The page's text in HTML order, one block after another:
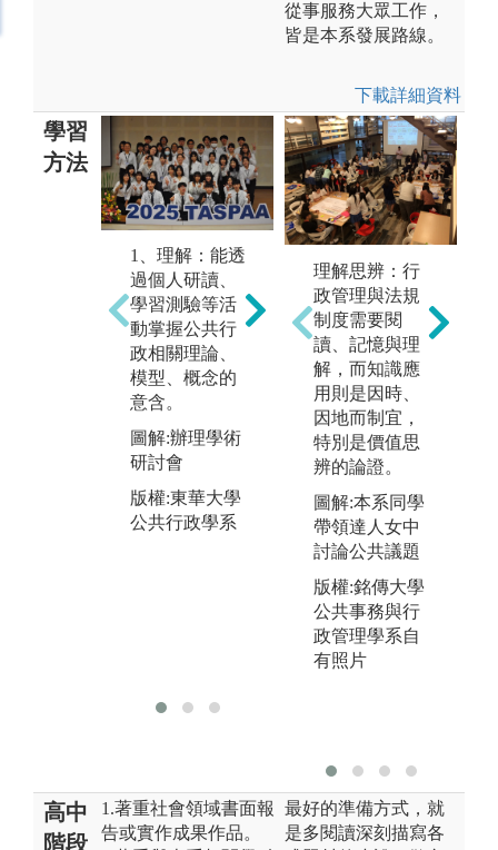
從事服務大眾工作，
皆是本系發展路線。
下載詳細資料
學習
方法
1、理解：能透
過個人研讀、
學習測驗等活
動掌握公共行
政相關理論、
模型、概念的
意含。
圖解:辦理學術
研討會
版權:東華大學
公共行政學系
2、應用：能將
習得相關知識
透過舉例、成
員間研討，專
題報告等活動
套用到不同社
會議題、政策
時事，以及生
活中各式公共
議題的情境
現況，問題並
研擬可行的對
策。
圖解:迎新活動
版權:東華大學
公共行政學系
理解思辨：行
政管理與法規
制度需要閱
讀、記憶與理
解，而知識應
用則是因時、
因地而制宜，
特別是價值思
辨的論證。
圖解:本系同學
帶領達人女中
討論公共議題
版權:銘傳大學
公共事務與行
政管理學系自
有照片
高中
階段
1.著重社會領域書面報
告或實作成果作品。
最好的準備方式，就
是多閱讀深刻描寫各